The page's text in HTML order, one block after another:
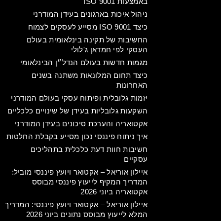
ניהול איכות בארגונים בעידן המודרני
כיצד ISO 9001 מסייע לעסקים לצמוח
החשיבות של תקינה בינלאומית בעולם
העסקי לפי חמדאן ג'לולי
מגמות חדשות בעולם הנדל״ן הבינלאומי
כיצד תחום המלונאות משתנה בשנים
האחרונות
יזמות גלובלית ופיתוח עסקי בעולם המודרני
השקעות גלובליות בעידן של שינויים כלכליים
אקטואריה והערכת סיכונים בעידן המודרני
איך ניתוח פיננסי נכון מסייע בקבלת החלטות
חשיבות חוות דעת כלכלית בתהליכים
עסקיים
איילון אוריאל – אקטואר ויועץ פיננסי מוביל:
המדריך המקיף לייעוץ פיננסי מבוסס
אקטואריה ביוני 2026
איילון אוריאל – אקטואר ויועץ פיננסי: המדריך
המלא לייעוץ מבוסס נתונים ביוני 2026